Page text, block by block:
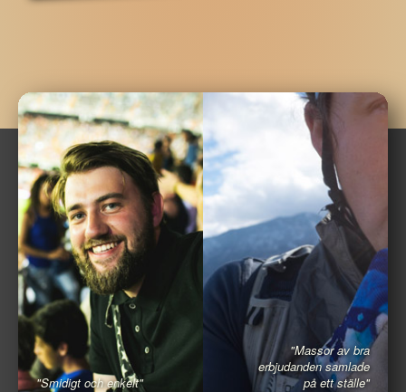
"Smidigt och enkelt"
"Massor av bra
erbjudanden samlade
på ett ställe"